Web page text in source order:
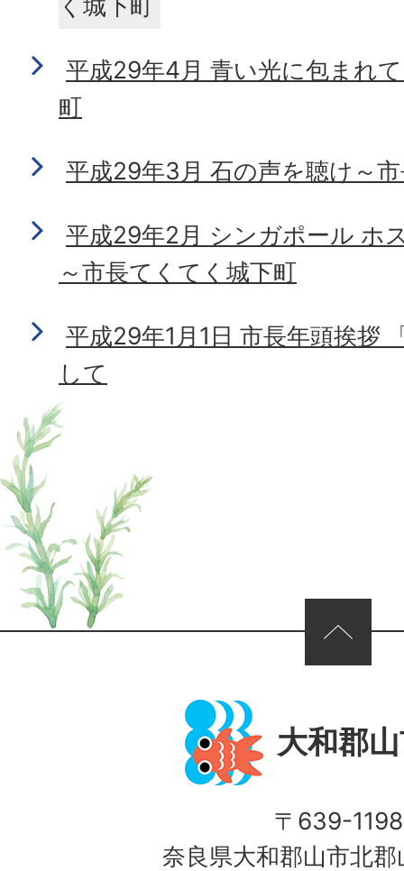
平成29年4月 青い光に包まれ
町
平成29年3月 石の声を聴け～
平成29年2月 シンガポール ホ
～市長てくてく城下町
平成29年1月1日 市長年頭挨拶
して
ページの先頭へ
大和郡
〒639-1198
奈良県大和郡山市北